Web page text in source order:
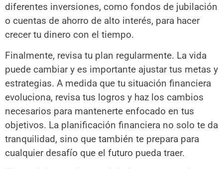
diferentes inversiones, como fondos de jubilación
o cuentas de ahorro de alto interés, para hacer
crecer tu dinero con el tiempo.
Finalmente, revisa tu plan regularmente. La vida
puede cambiar y es importante ajustar tus metas y
estrategias. A medida que tu situación financiera
evoluciona, revisa tus logros y haz los cambios
necesarios para mantenerte enfocado en tus
objetivos. La planificación financiera no solo te da
tranquilidad, sino que también te prepara para
cualquier desafío que el futuro pueda traer.